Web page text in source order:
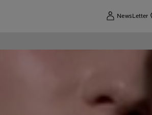
NewsLetter